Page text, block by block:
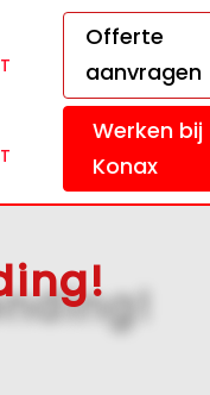
Offerte
aanvragen
Werken bij
Konax